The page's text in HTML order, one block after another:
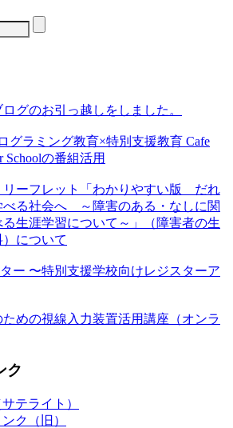
ログのお引っ越しをしました。
グラミング教育×特別支援教育 Cafe
の番組活用
リーフレット「わかりやすい版 だれ
べる社会へ ～障害のある・なしに関
生涯学習について～」（障害者の生
について
ター 〜特別支援学校向けレジスターア
めの視線入力装置活用講座（オンラ
ク
テライト）
ク（旧）